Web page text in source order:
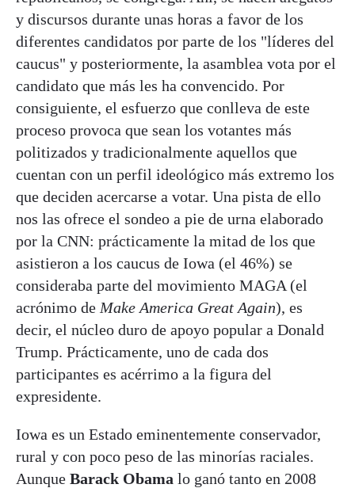
y discursos durante unas horas a favor de los
diferentes candidatos por parte de los "líderes del
caucus" y posteriormente, la asamblea vota por el
candidato que más les ha convencido. Por
consiguiente, el esfuerzo que conlleva de este
proceso provoca que sean los votantes más
politizados y tradicionalmente aquellos que
cuentan con un perfil ideológico más extremo los
que deciden acercarse a votar. Una pista de ello
nos las ofrece el sondeo a pie de urna elaborado
por la CNN: prácticamente la mitad de los que
asistieron a los caucus de Iowa (el 46%) se
consideraba parte del movimiento MAGA (el
acrónimo de Make America Great Again), es
decir, el núcleo duro de apoyo popular a Donald
Trump. Prácticamente, uno de cada dos
participantes es acérrimo a la figura del
expresidente.
Iowa es un Estado eminentemente conservador,
rural y con poco peso de las minorías raciales.
Aunque Barack Obama lo ganó tanto en 2008